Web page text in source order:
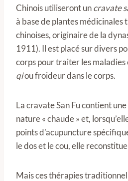
Chinois utiliseront uncravate
à base de plantes médicinales
chinoises, originaire de la
1911). Il est placé sur divers
corps pour traiter les maladies
qiou froideur dans le corps.
La cravate San Fu contient
nature « chaude » et,
points d’acupuncture
le dos et le cou, elle
Mais ces thérapies